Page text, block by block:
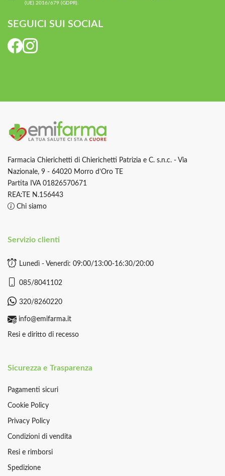
(UE) 2016/679 (GDPR).
SEGUICI SUI SOCIAL
Farmacia Chierichetti di Chierichetti Patrizia e C. s.n.c. - Via
Nazionale, 9 - 64020 Morro d’Oro TE
Partita IVA 01826570671
REA:TE N.156443
Chi siamo
Servizio clienti
Lunedì - Venerdì: 09:00/13:00-16:30/20:00
085/8041102
320/8260220
info@emifarma.it
Resi e diritto di recesso
Sicurezza e Trasparenza
Pagamenti sicuri
Cookie Policy
Privacy Policy
Condizioni di vendita
Resi e rimborsi
Spedizione